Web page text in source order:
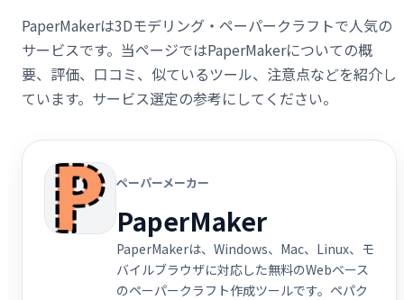
PaperMakerは3Dモデリング・ペーパークラフトで人気の
サービスです。当ページではPaperMakerについての概
要、評価、口コミ、似ているツール、注意点などを紹介し
ています。サービス選定の参考にしてください。
ペーパーメーカー
PaperMaker
PaperMakerは、Windows、Mac、Linux、モ
バイルブラウザに対応した無料のWebベース
のペーパークラフト作成ツールです。ペパク